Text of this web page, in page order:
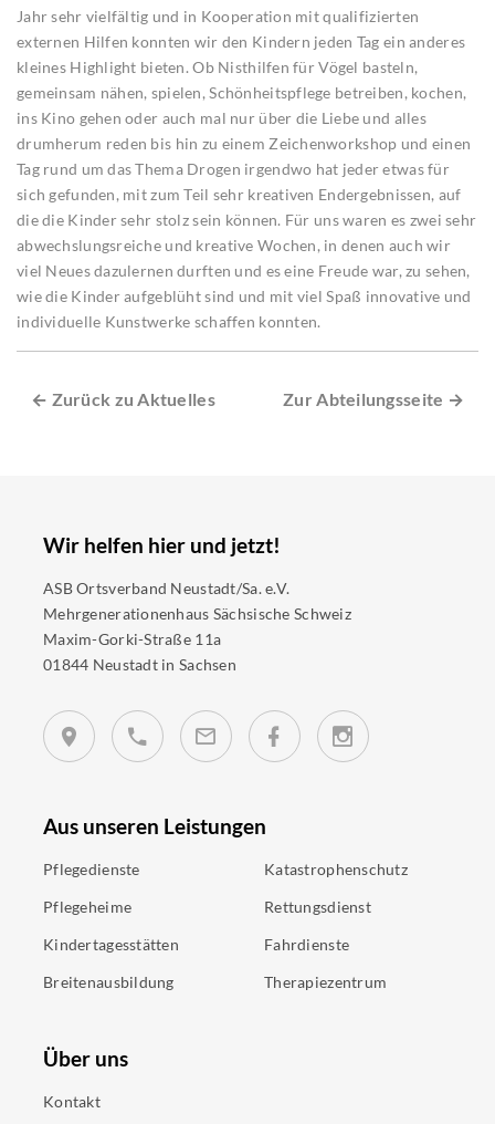
Jahr sehr vielfältig und in Kooperation mit qualifizierten
externen Hilfen konnten wir den Kindern jeden Tag ein anderes
kleines Highlight bieten. Ob Nisthilfen für Vögel basteln,
gemeinsam nähen, spielen, Schönheitspflege betreiben, kochen,
ins Kino gehen oder auch mal nur über die Liebe und alles
drumherum reden bis hin zu einem Zeichenworkshop und einen
Tag rund um das Thema Drogen irgendwo hat jeder etwas für
sich gefunden, mit zum Teil sehr kreativen Endergebnissen, auf
die die Kinder sehr stolz sein können. Für uns waren es zwei sehr
abwechslungsreiche und kreative Wochen, in denen auch wir
viel Neues dazulernen durften und es eine Freude war, zu sehen,
wie die Kinder aufgeblüht sind und mit viel Spaß innovative und
individuelle Kunstwerke schaffen konnten.
← Zurück zu Aktuelles Zur Abteilungsseite →
Wir helfen hier und jetzt!
ASB Ortsverband Neustadt/Sa. e.V.
Mehrgenerationenhaus Sächsische Schweiz
Maxim-Gorki-Straße 11a
01844 Neustadt in Sachsen
Aus unseren Leistungen
Pflegedienste
Pflegeheime
Kindertagesstätten
Breitenausbildung
Katastrophenschutz
Rettungsdienst
Fahrdienste
Therapiezentrum
Über uns
Kontakt